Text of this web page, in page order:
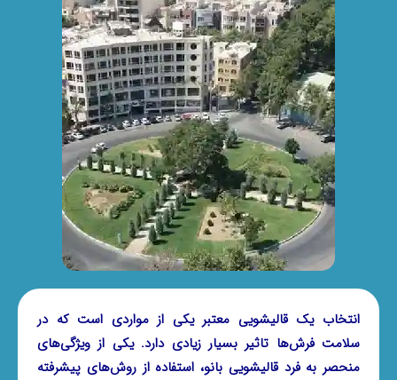
انتخاب یک قالیشویی معتبر یکی از مواردی است که در
سلامت فرش‌ها تاثیر بسیار زیادی دارد. یکی از ویژگی‌های
منحصر به فرد قالیشویی بانو، استفاده از روش‌های پیشرفته